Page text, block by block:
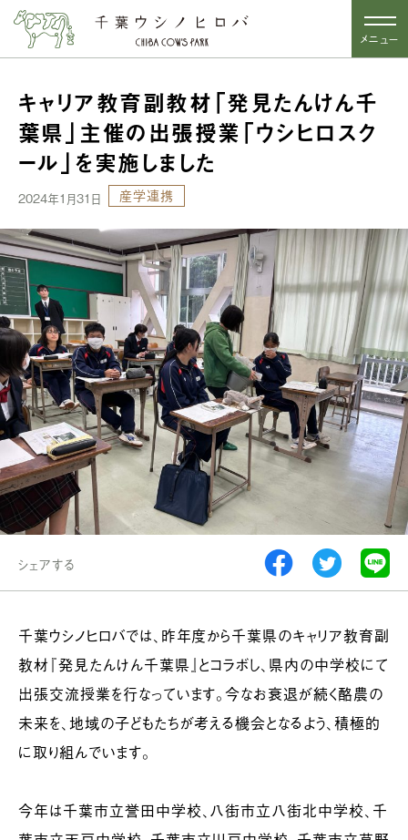
メニュー
キャリア教育副教材「発見たんけん千
葉県」主催の出張授業「ウシヒロスク
ール」を実施しました
2024年1月31日 産学連携
シェアする
千葉ウシノヒロバでは、昨年度から千葉県のキャリア教育副
教材『発見たんけん千葉県』とコラボし、県内の中学校にて
出張交流授業を行なっています。今なお衰退が続く酪農の
未来を、地域の子どもたちが考える機会となるよう、積極的
に取り組んでいます。
今年は千葉市立誉田中学校、八街市立八街北中学校、千